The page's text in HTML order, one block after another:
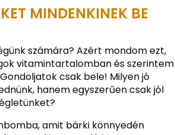
MINDENKINEK BE
számára? Azért mondom ezt,
vitamintartalomban és szerintem
csak bele! Milyen jó
hanem egyszerűen csak jól
amit bárki könnyedén